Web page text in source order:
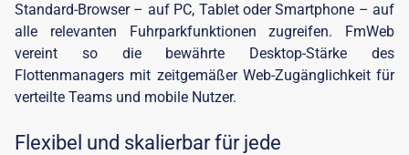
Standard-Browser – auf PC, Tablet oder Smartphone – auf
alle relevanten Fuhrparkfunktionen zugreifen. FmWeb
vereint so die bewährte Desktop-Stärke des
Flottenmanagers mit zeitgemäßer Web-Zugänglichkeit für
verteilte Teams und mobile Nutzer.
Flexibel und skalierbar für jede